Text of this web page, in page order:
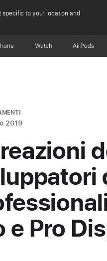
specific to your location and
Watch AirPods
2019
e Pro